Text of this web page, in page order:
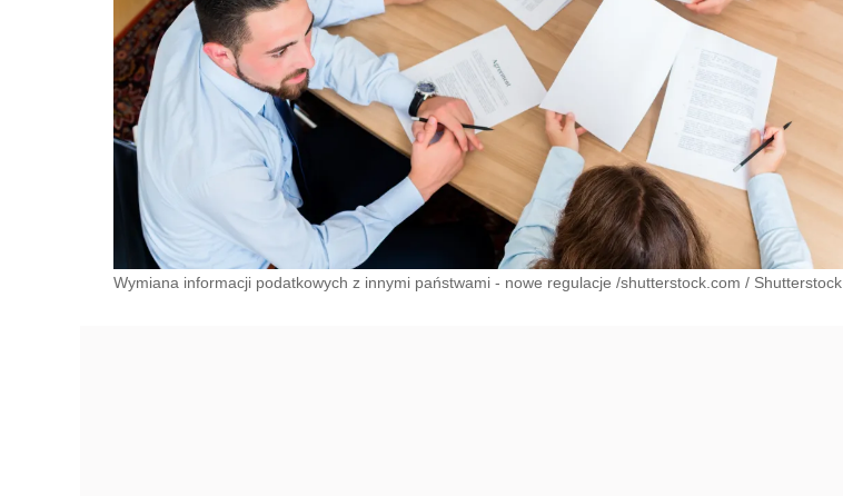
Wymiana informacji podatkowych z innymi państwami - nowe regulacje /shutterstock.com / Shutterstock